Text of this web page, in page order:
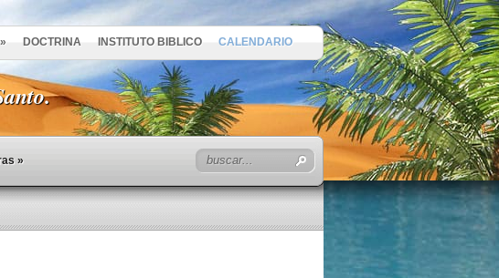
» DOCTRINA INSTITUTO BIBLICO CALENDARIO
»